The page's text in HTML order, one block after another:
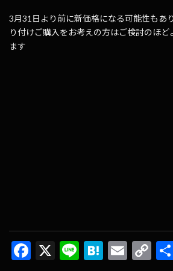
3月31日より前に新価格になる可能性もあ
り付けご購入をお考えの方はご検討のほど
ます
F
X
Li H E
C